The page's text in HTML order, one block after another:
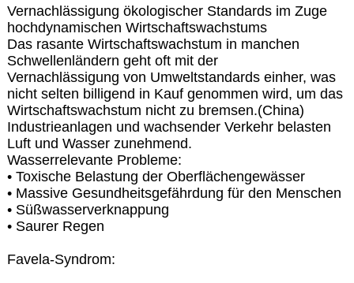
Vernachlässigung ökologischer Standards im Zuge
hochdynamischen Wirtschaftswachstums
Das rasante Wirtschaftswachstum in manchen
Schwellenländern geht oft mit der
Vernachlässigung von Umweltstandards einher, was
nicht selten billigend in Kauf genommen wird, um das
Wirtschaftswachstum nicht zu bremsen.(China)
Industrieanlagen und wachsender Verkehr belasten
Luft und Wasser zunehmend.
Wasserrelevante Probleme:
• Toxische Belastung der Oberflächengewässer
• Massive Gesundheitsgefährdung für den Menschen
• Süßwasserverknappung
• Saurer Regen
Favela-Syndrom: